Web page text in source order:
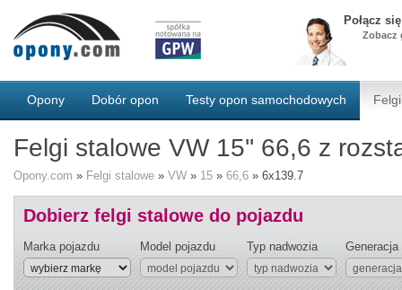
Połącz
Zobacz
Opony Dobór opon Testy opon samochodowych
Felgi stalowe VW 15'' 66,6 z
Opony.com » Felgi stalowe » VW » 15 » 66,6 » 6x139.7
Dobierz felgi stalowe do pojazdu
Marka pojazdu Model pojazdu Typ nadwozia Generacja